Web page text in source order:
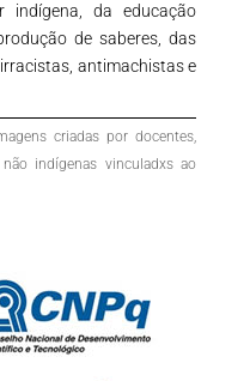
indígena, da educação
de saberes, das
antimachistas e
criadas por docentes,
indígenas vinculadxs ao